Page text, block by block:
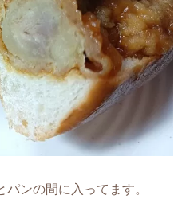
ンの間に入ってます。